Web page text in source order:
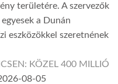
területére. A szervezők
a Dunán
eszközökkel szeretnének
KÖZEL 400 MILLIÓ
08-05